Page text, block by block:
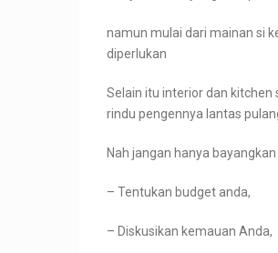
namun mulai dari mainan si
diperlukan
Selain itu interior dan kitchen
rindu pengennya lantas
Nah jangan hanya
– Tentukan budget anda,
– Diskusikan kemauan Anda,